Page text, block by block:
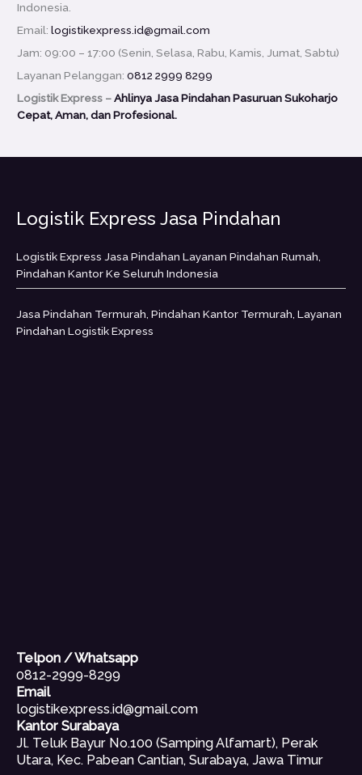
Indonesia.
Email:logistikexpress.id@gmail.com
Jam: 09:00 – 17:00 (Senin, Selasa, Rabu, Kamis, Jumat, Sabtu)
Layanan Pelanggan:0812 2999 8299
Logistik Express –Ahlinya Jasa Pindahan Pasuruan Sukoharjo
Cepat, Aman, dan Profesional.
Logistik Express Jasa Pindahan
Logistik Express Jasa Pindahan Layanan Pindahan Rumah,
Pindahan Kantor Ke Seluruh Indonesia
Jasa Pindahan Termurah, Pindahan Kantor Termurah, Layanan
Pindahan Logistik Express
Telpon / Whatsapp
0812-2999-8299
Email
logistikexpress.id@gmail.com
Kantor Surabaya
Jl. Teluk Bayur No.100 (Samping Alfamart), Perak
Utara, Kec. Pabean Cantian, Surabaya, Jawa Timur